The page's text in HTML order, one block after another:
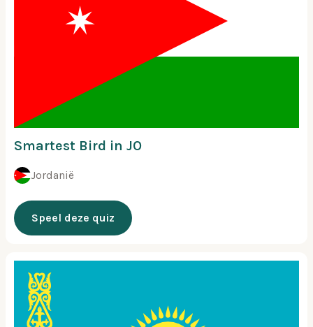
Smartest Bird in JO
Jordanië
Speel deze quiz